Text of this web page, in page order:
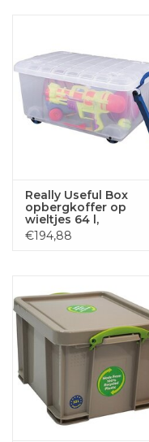
Really Useful Box
opbergkoffer op
wieltjes 64 l,
transparant
€194,88